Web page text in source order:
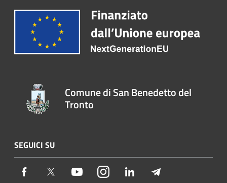
Comune di San Benedetto del
Tronto
SEGUICI SU
Facebook Twitter YoutubeInstagramLinkedIn